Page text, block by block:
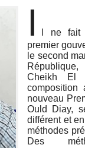
I
l ne fait
premier
le second
Cheikh El
nouveau
Ould Diay,
différent et
méthodes
Des